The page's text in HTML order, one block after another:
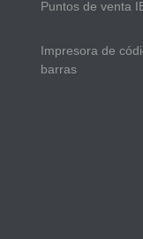
Puntos de venta
Impresora de
barras